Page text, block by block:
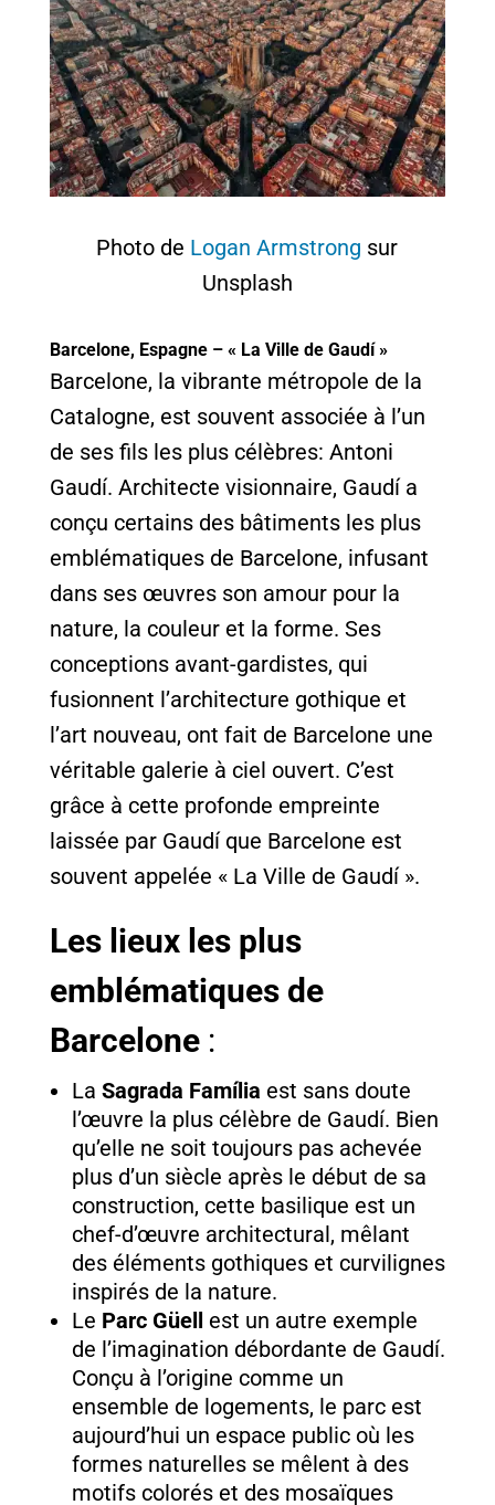
Photo de Logan Armstrong sur
Unsplash
Barcelone, Espagne – « La Ville de Gaudí »
Barcelone, la vibrante métropole de la
Catalogne, est souvent associée à l’un
de ses fils les plus célèbres: Antoni
Gaudí. Architecte visionnaire, Gaudí a
conçu certains des bâtiments les plus
emblématiques de Barcelone, infusant
dans ses œuvres son amour pour la
nature, la couleur et la forme. Ses
conceptions avant-gardistes, qui
fusionnent l’architecture gothique et
l’art nouveau, ont fait de Barcelone une
véritable galerie à ciel ouvert. C’est
grâce à cette profonde empreinte
laissée par Gaudí que Barcelone est
souvent appelée « La Ville de Gaudí ».
Les lieux les plus
emblématiques de
Barcelone :
La Sagrada Família est sans doute
l’œuvre la plus célèbre de Gaudí. Bien
qu’elle ne soit toujours pas achevée
plus d’un siècle après le début de sa
construction, cette basilique est un
chef-d’œuvre architectural, mêlant
des éléments gothiques et curvilignes
inspirés de la nature.
Le Parc Güell est un autre exemple
de l’imagination débordante de Gaudí.
Conçu à l’origine comme un
ensemble de logements, le parc est
aujourd’hui un espace public où les
formes naturelles se mêlent à des
motifs colorés et des mosaïques